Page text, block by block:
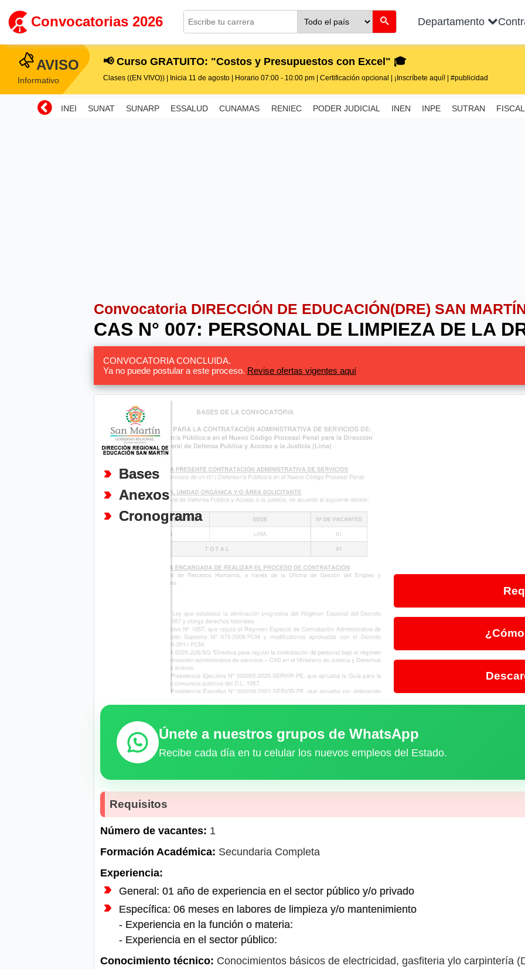
Convocatorias 2026 Departamento
AVISO
Informativo
📢 Curso GRATUITO: "Costos y Presupuestos con Excel" 🎓
Clases ((EN VIVO)) | Inicia 11 de agosto | Horario 07:00 - 10:00 pm | Certificación opcional | ¡Inscríbete aquí! | #publicidad
INEI SUNAT SUNARP ESSALUD CUNAMAS RENIEC PODER JUDICIAL INEN INPE SUTRAN
Convocatoria DIRECCIÓN DE EDUCACIÓN(DRE) SAN
CAS N° 007: PERSONAL DE LIMPIEZA DE LA
CONVOCATORIA CONCLUIDA.
Ya no puede postular a este proceso. Revise ofertas vigentes aquí
Bases
Anexos
Cronograma
Únete a nuestros grupos de WhatsApp
Recibe cada día en tu celular los nuevos empleos del Estado.
Requisitos
Número de vacantes: 1
Formación Académica: Secundaria Completa
Experiencia:
General: 01 año de experiencia en el sector público y/o privado
Específica: 06 meses en labores de limpieza y/o mantenimiento
- Experiencia en la función o materia:
- Experiencia en el sector público:
Conocimiento técnico: Conocimientos básicos de electricidad, gasfiteria ylo carpintería